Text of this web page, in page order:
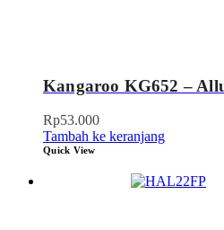
Kangaroo KG652 –
Rp53.000
Tambah ke keranjang
Quick View